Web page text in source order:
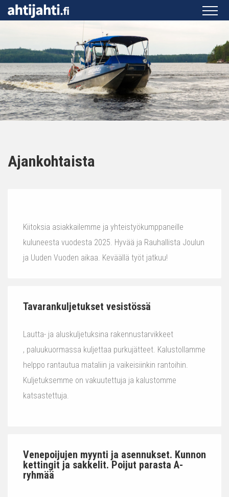
Ajankohtaista
Kiitoksia asiakkailemme ja yhteistyökumppaneille
kuluneesta vuodesta 2025. Hyvää ja Rauhallista Joulun
ja Uuden Vuoden aikaa. Keväällä työt jatkuu!
Tavarankuljetukset vesistössä
Lautta- ja aluskuljetuksina rakennustarvikkeet
, paluukuormassa kuljettaa purkujätteet. Kalustollamme
helppo rantautua mataliin ja vaikeisiinkin rantoihin.
Kuljetuksemme on vakuutettuja ja kalustomme
katsastettuja.
Venepoijujen myynti ja asennukset. Kunnon
kettingit ja sakkelit. Poijut parasta A-
ryhmää